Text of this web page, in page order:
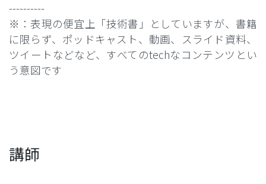
----------
※：表現の便宜上「技術書」としていますが、書籍
に限らず、ポッドキャスト、動画、スライド資料、
ツイートなどなど、すべてのtechなコンテンツとい
う意図です
講師